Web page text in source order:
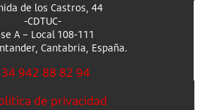
de los Castros, 44
-CDTUC-
A – Local 108-111
Cantabria, España.
942 88 82 94
de privacidad